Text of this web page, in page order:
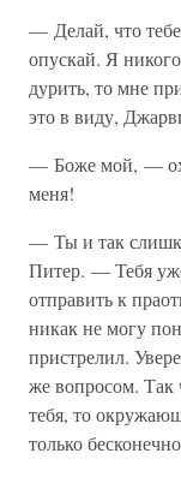
— Делай, что
опускай. Я
дурить, то мне
это в виду,
— Боже мой, —
меня!
— Ты и так
Питер. — Тебя
отправить к
никак не могу
пристрелил.
же вопросом. Так
тебя, то
только